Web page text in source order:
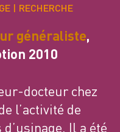
RECHERCHE
généraliste,
2010
docteur chez
l’activité de
Il a été